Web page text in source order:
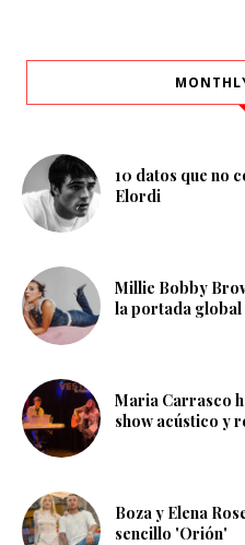
10 datos que no
Elordi
Millie Bobby
la portada global
Maria Carrasco
show acústico y
Boza y Elena
sencillo 'Orión'